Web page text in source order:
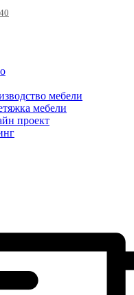
мебели
мебели
проект